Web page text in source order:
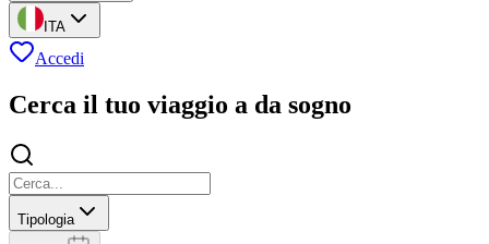
ITA
Accedi
Cerca il tuo viaggio a da sogno
Tipologia